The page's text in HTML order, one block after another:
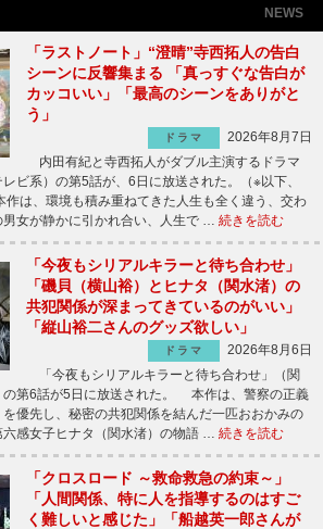
NEWS
「ラストノート」“澄晴”寺西拓人の告白
シーンに反響集まる 「真っすぐな告白が
カッコいい」「最高のシーンをありがと
う」
ドラマ
2026年8月7日
内田有紀と寺西拓人がダブル主演するドラマ
レビ系）の第5話が、6日に放送された。（※以下、
は、環境も積み重ねてきた人生も全く違う、交わ
女が静かに引かれ合い、人生で … 続きを読む
「今夜もシリアルキラーと待ち合わせ」
「磯貝（横山裕）とヒナタ（関水渚）の
共犯関係が深まってきているのがいい」
「縦山裕二さんのグッズ欲しい」
ドラマ
2026年8月6日
「今夜もシリアルキラーと待ち合わせ」（関
の第6話が5日に放送された。 本作は、警察の正義
優先し、秘密の共犯関係を結んだ一匹おおかみの
感女子ヒナタ（関水渚）の物語 … 続きを読む
「クロスロード ～救命救急の約束～」
「人間関係、特に人を指導するのはすご
く難しいと感じた」「船越英一郎さんが